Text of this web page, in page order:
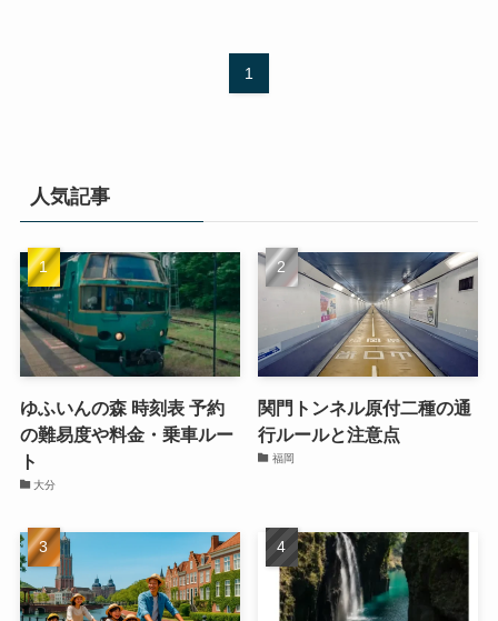
1
人気記事
ゆふいんの森 時刻表 予約
の難易度や料金・乗車ルー
ト
大分
関門トンネル原付二種の通
行ルールと注意点
福岡